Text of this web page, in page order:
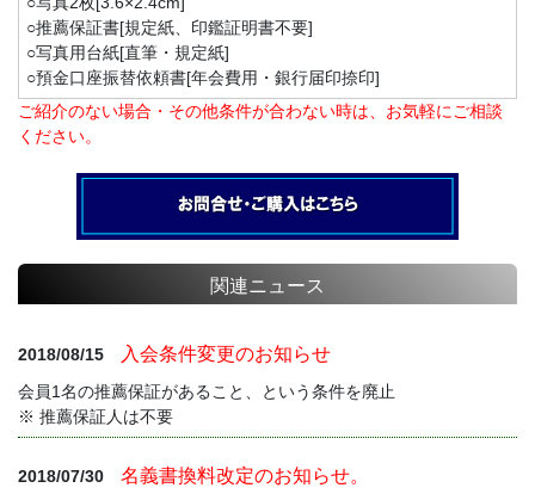
○推薦保証書[規定紙、印鑑証明書不要]
○写真用台紙[直筆・規定紙]
○預金口座振替依頼書[年会費用・銀行届印捺印]
ご紹介のない場合・その他条件が合わない時は、お気軽にご相談
ください。
関連ニュース
2018/08/15 入会条件変更のお知らせ
会員1名の推薦保証があること、という条件を廃止
※ 推薦保証人は不要
2018/07/30 名義書換料改定のお知らせ。